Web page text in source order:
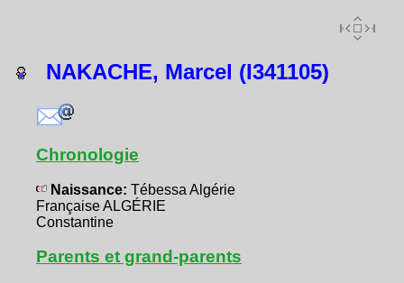
NAKACHE, Marcel (I341105)
Chronologie
Naissance: Tébessa Algérie
Française ALGÉRIE
Constantine
Parents et grand-parents